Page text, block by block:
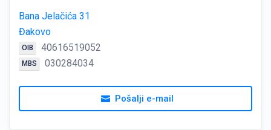
Bana Jelačića 31
Đakovo
OIB 40616519052
MBS 030284034
Pošalji e-mail